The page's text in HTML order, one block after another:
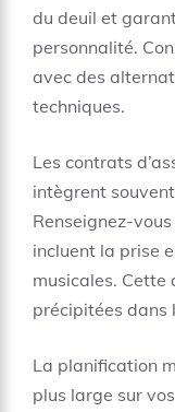
du deuil et
personnalité.
avec des
techniques.
Les contrats
intègrent
Renseignez-
incluent la prise
musicales. Cette
précipitées dans
La planification
plus large sur